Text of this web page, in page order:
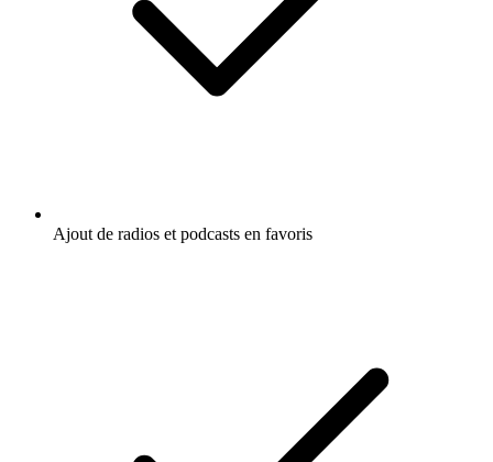
Ajout de radios et podcasts en favoris